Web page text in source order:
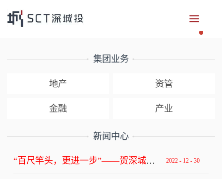
集团业务
地产 资管
金融 产业
新闻中心
“百尺竿头，更进一步”——贺深城投集团获评深圳市总部企业 2022 - 12 - 30